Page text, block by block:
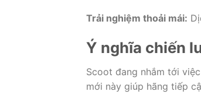
Trải nghiệm thoải mái:
Ý nghĩa chiến
Scoot đang nhắm tới
mới này giúp hãng tiếp